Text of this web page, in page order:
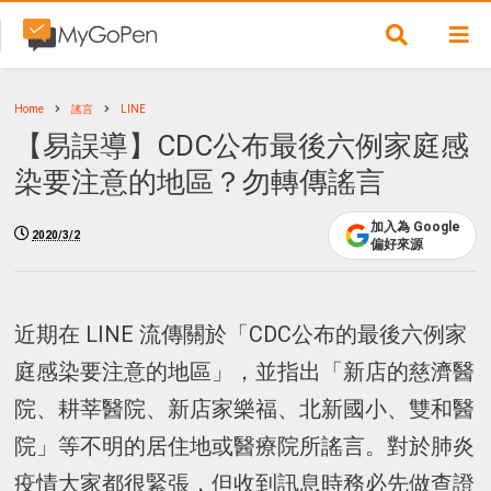
Home 謠言 LINE
【易誤導】CDC公布最後六例家庭感
染要注意的地區？勿轉傳謠言
2020/3/2
加入為 Google
偏好來源
近期在 LINE 流傳關於「CDC公布的最後六例家
庭感染要注意的地區」，並指出「新店的慈濟醫
院、耕莘醫院、新店家樂福、北新國小、雙和醫
院」等不明的居住地或醫療院所謠言。對於肺炎
疫情大家都很緊張，但收到訊息時務必先做查證